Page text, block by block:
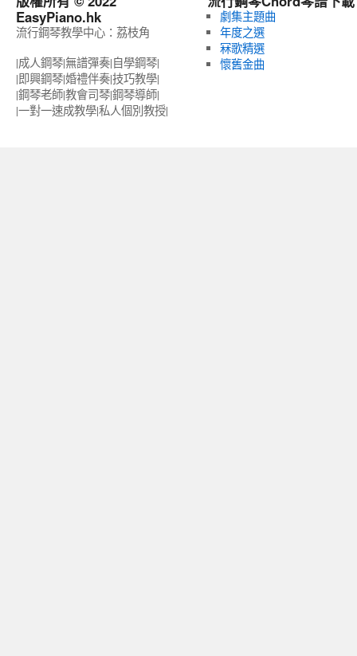
EasyPiano.hk
流行鋼琴教學中心：荔枝角
|成人鋼琴|無譜彈奏|自學鋼琴|
|即興鋼琴|婚禮伴奏|技巧教學|
|鋼琴老師|教會司琴|鋼琴導師|
|一對一速成教學|私人個別教授‎|
劇集主題曲
年度之選
冧歌精選
懷舊金曲